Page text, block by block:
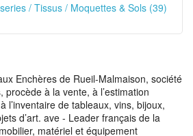
/ Tissus / Moquettes & Sols (39)
Enchères de Rueil-Malmaison, société
à la vente, à l’estimation
l’inventaire de tableaux, vins, bijoux,
d’art. ave - Leader français de la
matériel et équipement